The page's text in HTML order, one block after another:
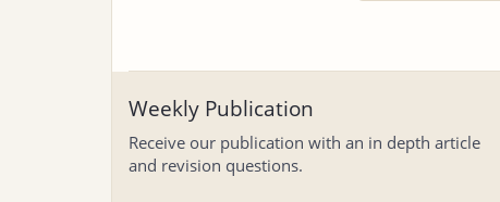
Weekly Publication
Receive our publication with an in depth article
and revision questions.